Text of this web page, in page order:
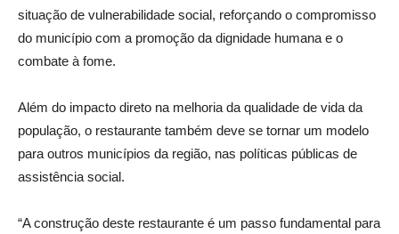
situação de vulnerabilidade social, reforçando o compromisso
do município com a promoção da dignidade humana e o
combate à fome.
Além do impacto direto na melhoria da qualidade de vida da
população, o restaurante também deve se tornar um modelo
para outros municípios da região, nas políticas públicas de
assistência social.
“A construção deste restaurante é um passo fundamental para